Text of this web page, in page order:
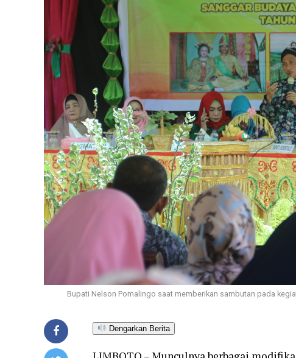
Bupati Nelson Pomalingo saat memberikan sambutan pada
Dengarkan Berita